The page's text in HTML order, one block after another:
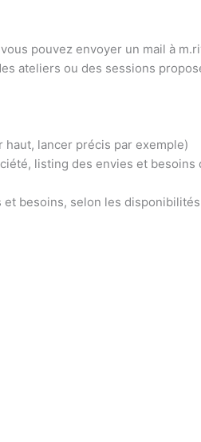
pouvez envoyer un mail à
ateliers ou des sessions
haut, lancer précis par exemple)
listing des envies et
besoins, selon les